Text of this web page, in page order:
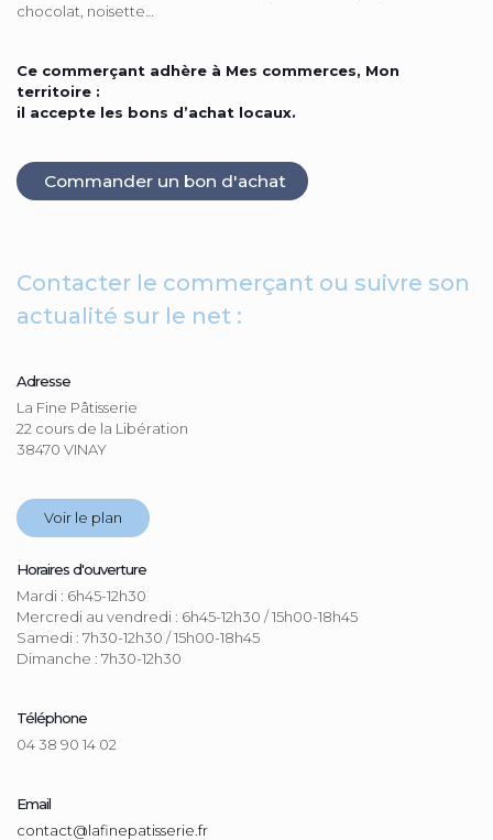
chocolat, noisette…
Ce commerçant adhère à Mes commerces, Mon
territoire :
il accepte les bons d’achat locaux.
Commander un bon d'achat
Contacter le commerçant ou suivre son
actualité sur le net :
Adresse
La Fine Pâtisserie
22 cours de la Libération
38470 VINAY
Voir le plan
Horaires d'ouverture
Mardi : 6h45-12h30
Mercredi au vendredi : 6h45-12h30 / 15h00-18h45
Samedi : 7h30-12h30 / 15h00-18h45
Dimanche : 7h30-12h30
Téléphone
04 38 90 14 02
Email
contact@lafinepatisserie.fr